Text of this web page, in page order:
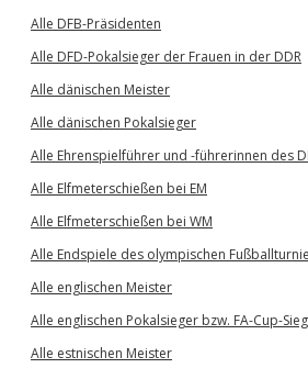
Alle DFB-Präsidenten
Alle DFD-Pokalsieger der Frauen in der DDR
Alle dänischen Meister
Alle dänischen Pokalsieger
Alle Ehrenspielführer und -führerinnen des
Alle Elfmeterschießen bei EM
Alle Elfmeterschießen bei WM
Alle Endspiele des olympischen
Alle englischen Meister
Alle englischen Pokalsieger bzw. FA-Cup-
Alle estnischen Meister